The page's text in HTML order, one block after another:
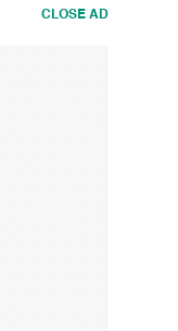
CLOSE AD